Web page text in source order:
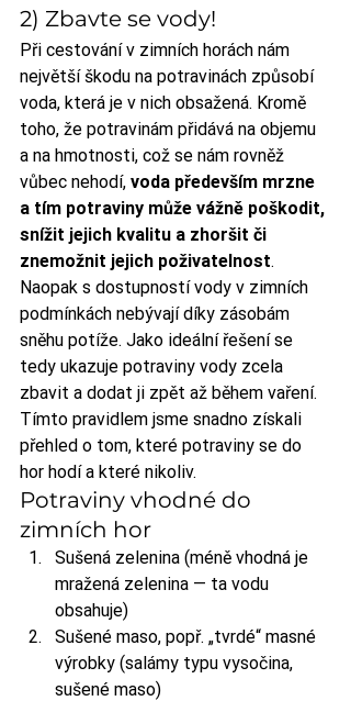
2) Zbavte se vody!
Při cestování v zimních horách nám
největší škodu na potravinách způsobí
voda, která je v nich obsažená. Kromě
toho, že potravinám přidává na objemu
a na hmotnosti, což se nám rovněž
vůbec nehodí, voda především mrzne
a tím potraviny může vážně poškodit,
snížit jejich kvalitu a zhoršit či
znemožnit jejich poživatelnost.
Naopak s dostupností vody v zimních
podmínkách nebývají díky zásobám
sněhu potíže. Jako ideální řešení se
tedy ukazuje potraviny vody zcela
zbavit a dodat ji zpět až během vaření.
Tímto pravidlem jsme snadno získali
přehled o tom, které potraviny se do
hor hodí a které nikoliv.
Potraviny vhodné do
zimních hor
Sušená zelenina (méně vhodná je
mražená zelenina — ta vodu
obsahuje)
Sušené maso, popř. „tvrdé“ masné
výrobky (salámy typu vysočina,
sušené maso)